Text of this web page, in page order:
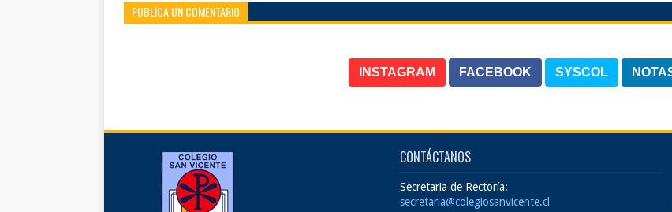
PUBLICA UN COMENTARIO
INSTAGRAM FACEBOOK SYSCOL
CONTÁCTANOS
Secretaria de Rectoría:
secretaria@colegiosanvicente.cl